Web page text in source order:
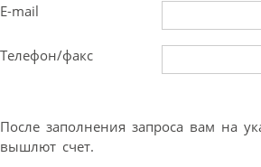
E-mail
Телефон/факс
После заполнения запроса вам на
вышлют счет.